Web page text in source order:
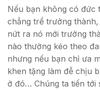
Nếu bạn không có đức
chẳng trể trưởng
nứt ra nó mới trưởng
nào thường kéo theo
nhưng nếu bạn chỉ ưa
khen tặng làm đễ chịu
ở đó… Chúng ta tiến tới